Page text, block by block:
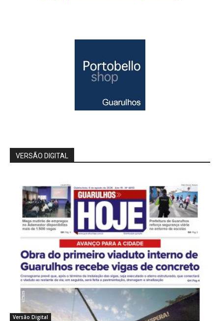
VERSÃO DIGITAL
Versão Digital